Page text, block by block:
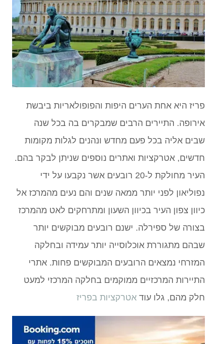
פריז היא אחת הערים היפות והפופולאריות ביבשת
אירופה. התיירים הרבים שמבקרים בה בכל שנה
שבים אליה בכל פעם מחדש ונהנים לגלות מקומות
חדשים, אטרקציות ואתרים נוספים שניתן לבקר בהם.
העיר מחולקת ל-20 רובעים אשר נקבעו על ידי
נפוליאון לפני יותר ממאה שנים והם נעים מהמרכז אל
כיוון צפון העיר בכיוון השעון ומתרחקים לאט מהמרכז
בצורה של ספירלה. ישנם רובעים מבוקשים יותר
שבהם מתגוררת אוכלוסייה יותר עמידה ובחלקה
המזרחי נמצאים הרובעים המבוקשים פחות. אתרי
התיירות המרכזיים ממוקמים בחלקה המרכזי למעט
חלק מהם, גלו עוד אטרקציות בפריז